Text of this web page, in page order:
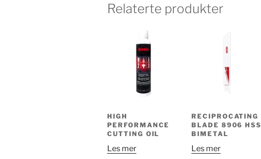
Relaterte produkter
HIGH
PERFORMANCE
CUTTING OIL
Les mer
RECIPROCATING
BLADE 8906 HSS
BIMETAL
Les mer